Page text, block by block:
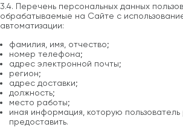
3.4. Перечень персональных данных
обрабатываемые на Сайте с
автоматизации:
фамилия, имя, отчество;
номер телефона;
адрес электронной почты;
регион;
адрес доставки;
должность;
место работы;
иная информация, которую
предоставить.